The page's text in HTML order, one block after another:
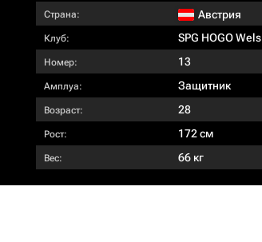
Страна: Австрия
Клуб: SPG HOGO Wels
Номер: 13
Амплуа: Защитник
Возраст: 28
Рост: 172 см
Вес: 66 кг